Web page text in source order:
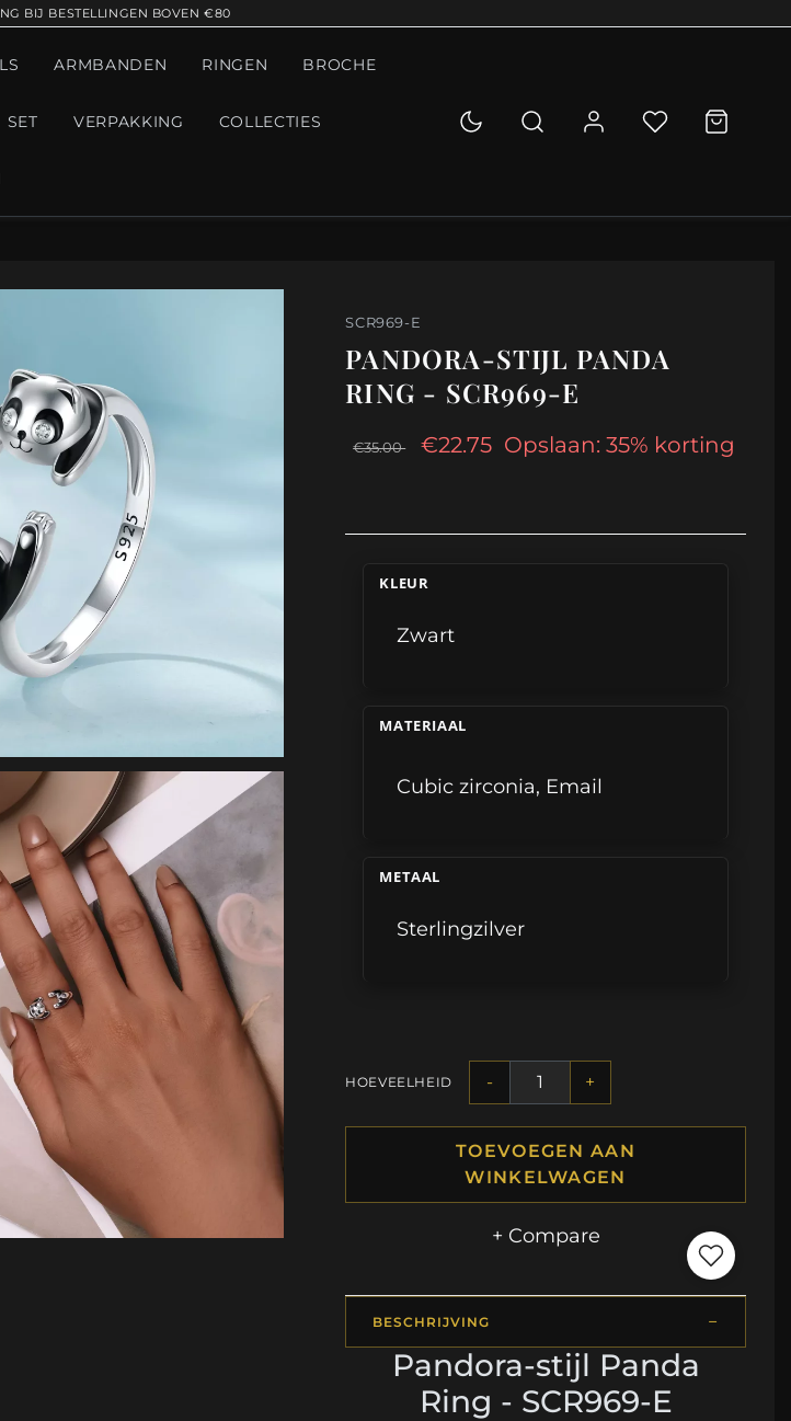
BIJ BESTELLINGEN BOVEN €80
ARMBANDEN RINGEN BROCHE
SET VERPAKKING COLLECTIES
SCR969-E
PANDORA-STIJL PANDA
RING - SCR969-E
€35.00 €22.75 Opslaan: 35% korting
KLEUR
Zwart
MATERIAAL
Cubic zirconia, Email
METAAL
Sterlingzilver
HOEVEELHEID - +
TOEVOEGEN AAN
WINKELWAGEN
+ Compare
BESCHRIJVING
Pandora-stijl Panda
Ring - SCR969-E